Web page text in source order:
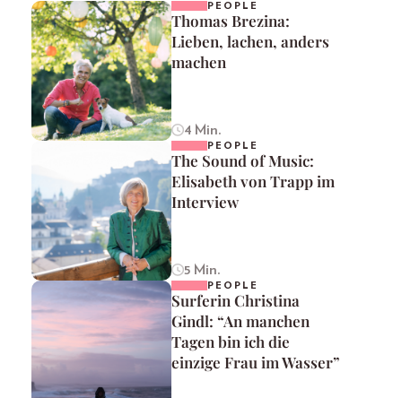
PEOPLE
Thomas Brezina:
Lieben, lachen, anders
machen
4 Min.
PEOPLE
The Sound of Music:
Elisabeth von Trapp im
Interview
5 Min.
PEOPLE
Surferin Christina
Gindl: “An manchen
Tagen bin ich die
einzige Frau im Wasser”